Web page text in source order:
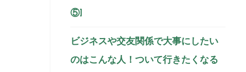
⑤]
ビジネスや交友関係で大事にしたい
のはこんな人！ついて行きたくなる